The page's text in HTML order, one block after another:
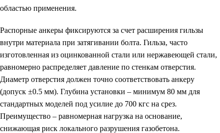
областью применения.
Распорные анкеры фиксируются за счет расширения гильзы
внутри материала при затягивании болта. Гильза, часто
изготовленная из оцинкованной стали или нержавеющей стали,
равномерно распределяет давление по стенкам отверстия.
Диаметр отверстия должен точно соответствовать анкеру
(допуск ±0.5 мм). Глубина установки – минимум 80 мм для
стандартных моделей под усилие до 700 кгс на срез.
Преимущество – равномерная нагрузка на основание,
снижающая риск локального разрушения газобетона.